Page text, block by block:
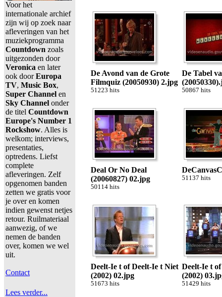
Voor het
internationale archief
zijn wij op zoek naar
afleveringen van het
muziekprogramma
Countdown zoals
uitgezonden door
Veronica en later
ook doorEuropa
TV, Music Box,
Super Channel en
Sky Channel onder
de titel Countdown
Europe's Number 1
Rockshow. Alles is
welkom; interviews,
presentaties,
optredens. Liefst
complete
afleveringen. Zelf
opgenomen banden
zetten we gratis voor
je over en komen
indien gewenst netjes
retour. Ruilmateriaal
aanwezig, of we
nemen de banden
over, komen we wel
uit.
Contact
Lees verder...
De Avond van de Grote
Filmquiz (20050930) 2.jpg
51223 hits
De Tabel
50867 hits
Deal Or No Deal
(20060827) 02.jpg
50114 hits
51137 hits
Deelt-Ie t of Deelt-Ie t Niet
(2002) 02.jpg
51673 hits
Deelt-Ie t
(2002)
51429 hits